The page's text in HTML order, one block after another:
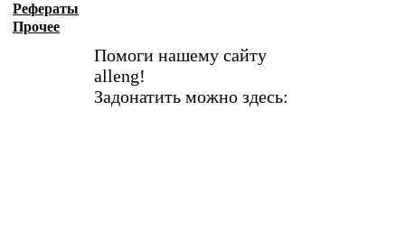
Рефераты
Прочее
Помоги нашему сайту
alleng!
Задонатить можно здесь: